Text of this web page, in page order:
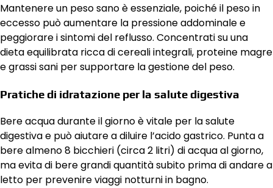
Mantenere un peso sano è essenziale, poiché il peso in
eccesso può aumentare la pressione addominale e
peggiorare i sintomi del reflusso. Concentrati su una
dieta equilibrata ricca di cereali integrali, proteine magre
e grassi sani per supportare la gestione del peso.
Pratiche di idratazione per la salute digestiva
Bere acqua durante il giorno è vitale per la salute
digestiva e può aiutare a diluire l’acido gastrico. Punta a
bere almeno 8 bicchieri (circa 2 litri) di acqua al giorno,
ma evita di bere grandi quantità subito prima di andare a
letto per prevenire viaggi notturni in bagno.